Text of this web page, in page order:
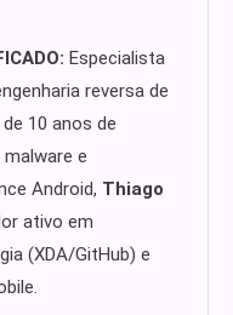
Especialista
reversa de
10 anos de
malware e
Android, Thiago
ativo em
(XDA/GitHub) e